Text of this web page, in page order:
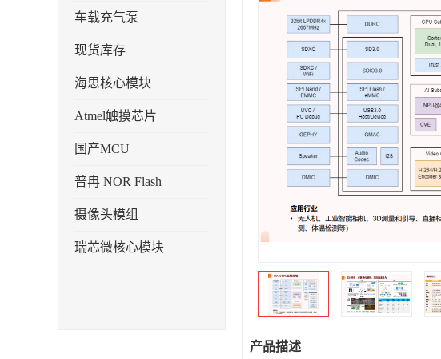
车载充气泵
现货库存
海思核心模块
Atmel触摸芯片
国产MCU
普冉 NOR Flash
摄像头模组
瑞芯微核心模块
产品描述